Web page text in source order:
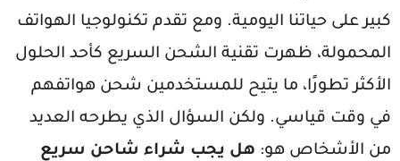
كبير على حياتنا اليومية. ومع تقدم تكنولوجيا الهواتف
المحمولة، ظهرت تقنية الشحن السريع كأحد الحلول
الأكثر تطورًا، ما يتيح للمستخدمين شحن هواتفهم
في وقت قياسي. ولكن السؤال الذي يطرحه العديد
من الأشخاص هو: هل يجب شراء شاحن سريع